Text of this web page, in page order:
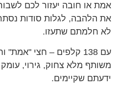
אמת או חובה יעזור לכם
את הלהבה, לגלות סודות
לא חלמתם שתעזו.
עם 138 קלפים – חצי
משותף מלא צחוק, גירוי,
ידעתם שקיימים.